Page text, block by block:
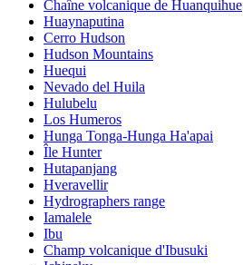
Chaîne volcanique de Huanquihue
Huaynaputina
Cerro Hudson
Hudson Mountains
Huequi
Nevado del Huila
Hulubelu
Los Humeros
Hunga Tonga-Hunga Ha'apai
Île Hunter
Hutapanjang
Hveravellir
Hydrographers range
Iamalele
Ibu
Champ volcanique d'Ibusuki